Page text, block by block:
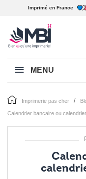
Imprimé en France
MENU
imprimerie pas cher
calendrier bancaire ou